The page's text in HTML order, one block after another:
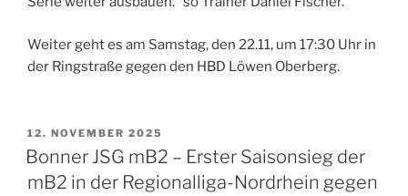
Weiter geht es am Samstag, den 22.11, um 17:30 Uhr in
der Ringstraße gegen den HBD Löwen Oberberg.
VERÖFFENTLICHT
AM
12. NOVEMBER 2025
Bonner JSG mB2 – Erster Saisonsieg der
mB2 in der Regionalliga-Nordrhein gegen